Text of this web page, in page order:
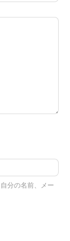
分の名前、メー